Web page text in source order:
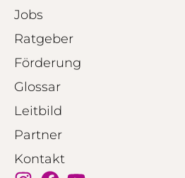
Jobs
Ratgeber
Förderung
Glossar
Leitbild
Partner
Kontakt